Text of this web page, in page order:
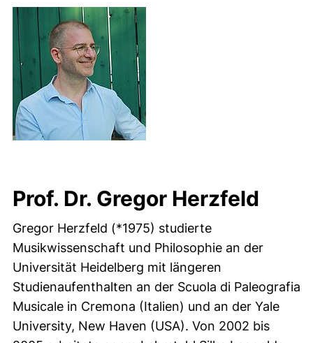
Prof. Dr. Gregor Herzfeld
Gregor Herzfeld (*1975) studierte
Musikwissenschaft und Philosophie an der
Universität Heidelberg mit längeren
Studienaufenthalten an der Scuola di Paleografia
Musicale in Cremona (Italien) und an der Yale
University, New Haven (USA). Von 2002 bis